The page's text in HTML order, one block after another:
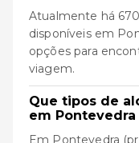
Atualmente há
disponíveis em
opções para
viagem.
Que tipos de
em
Em Pontevedra